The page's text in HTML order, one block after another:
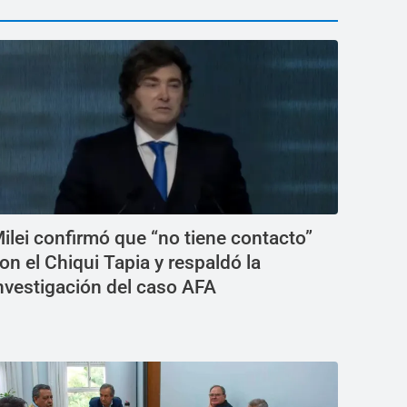
confirmó que “no tiene contacto”
el Chiqui Tapia y respaldó la
del caso AFA